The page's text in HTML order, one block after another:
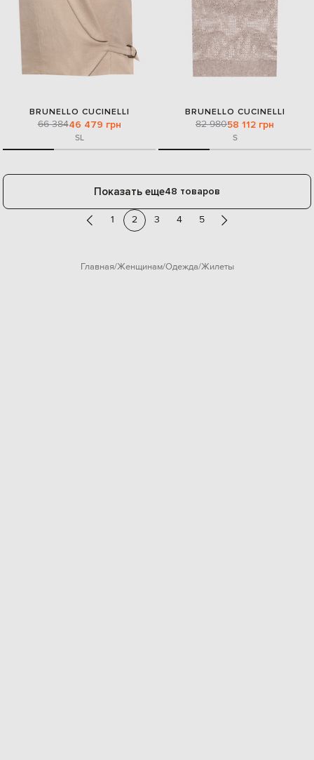
BRUNELLO CUCINELLI
66 38446 479 грн
SL
BRUNELLO CUCINELLI
82 98058 112 грн
S
Показать еще48 товаров
1 2 3 4 5
Главная Женщинам Одежда Жилеты